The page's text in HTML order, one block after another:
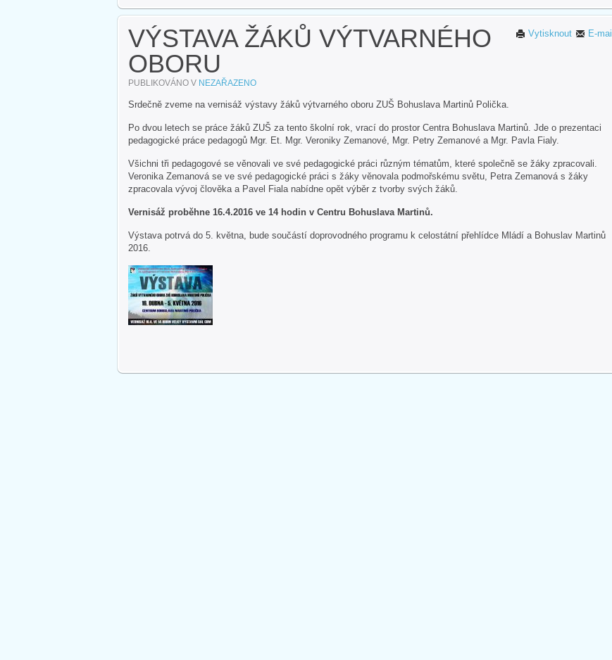
E-mail
Vytisknout
VÝSTAVA ŽÁKŮ VÝTVARNÉHO
OBORU
PUBLIKOVÁNO V NEZAŘAZENO
Srdečně zveme na vernisáž výstavy žáků výtvarného oboru ZUŠ Bohuslava Martinů Polička.
Po dvou letech se práce žáků ZUŠ za tento školní rok, vrací do prostor Centra Bohuslava Martinů. Jde o prezentaci
pedagogické práce pedagogů Mgr. Et. Mgr. Veroniky Zemanové, Mgr. Petry Zemanové a Mgr. Pavla Fialy.
Všichni tři pedagogové se věnovali ve své pedagogické práci různým tématům, které společně se žáky zpracovali.
Veronika Zemanová se ve své pedagogické práci s žáky věnovala podmořskému světu, Petra Zemanová s žáky
zpracovala vývoj člověka a Pavel Fiala nabídne opět výběr z tvorby svých žáků.
Vernisáž proběhne 16.4.2016 ve 14 hodin v Centru Bohuslava Martinů.
Výstava potrvá do 5. května, bude součástí doprovodného programu k celostátní přehlídce Mládí a Bohuslav Martinů
2016.